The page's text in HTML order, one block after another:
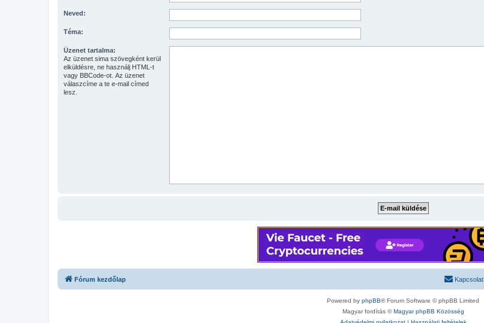
Neved:
Téma:
Üzenet tartalma:
Az üzenet sima szövegként kerül
elküldésre, ne használj HTML-t
vagy BBCode-ot. Az üzenet
válaszcíme a te e-mail címed
lesz.
Fórum kezdőlap Kapcsolat
Powered by phpBB® Forum Software © phpBB Limited
Magyar fordítás ©Magyar phpBB Közösség